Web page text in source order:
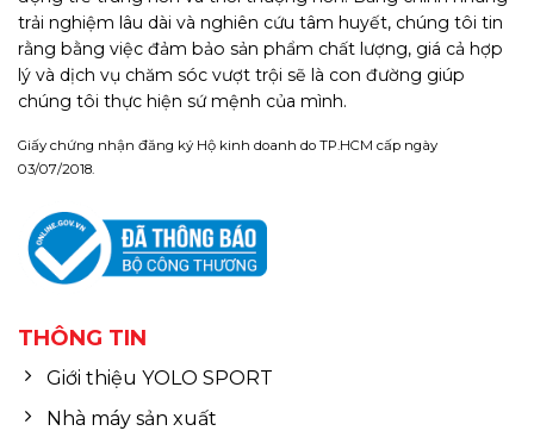
trải nghiệm lâu dài và nghiên cứu tâm huyết, chúng tôi tin
rằng bằng việc đảm bảo sản phẩm chất lượng, giá cả hợp
lý và dịch vụ chăm sóc vượt trội sẽ là con đường giúp
chúng tôi thực hiện sứ mệnh của mình.
Giấy chứng nhận đăng ký Hộ kinh doanh do TP.HCM cấp ngày
03/07/2018.
THÔNG TIN
Giới thiệu YOLO SPORT
Nhà máy sản xuất